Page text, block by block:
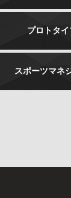
プロトタ
スポーツマネ